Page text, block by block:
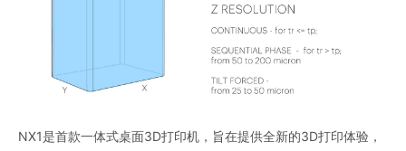
NX1是首款一体式桌面3D打印机，旨在提供全新的3D打印体验，